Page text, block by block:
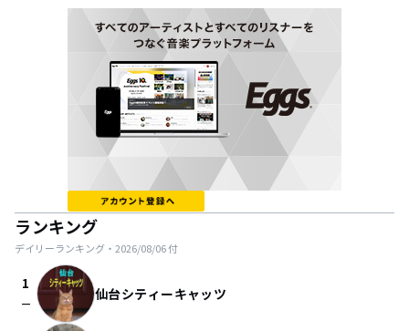
ランキング
デイリーランキング・ 2026/08/06付
1
check_indeterminate_small 仙台シティーキャッツ